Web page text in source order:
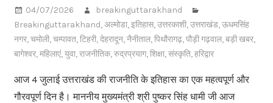
04/07/2026
breakinguttarakhand
Breakinguttarakhand,अल्मोडा,इतिहास,उत्तरकाशी,उत्तराखंड,ऊधमसिंह
नगर,चमोली,चम्पावत,टिहरी,देहरादून,नैनीताल,पिथौरागढ़,पौड़ी गढ़वाल,बड़ी खबर,
बागेश्वर,महिलाएं,युवा,राजनीतिक,रुद्रप्रयाग,शिक्षा,संस्कृति,हरिद्वार
आज 4 जुलाई उत्तराखंड की राजनीति के इतिहास का एक महत्वपूर्ण और
गौरवपूर्ण दिन है। माननीय मुख्यमंत्री श्री पुष्कर सिंह धामी जी आज